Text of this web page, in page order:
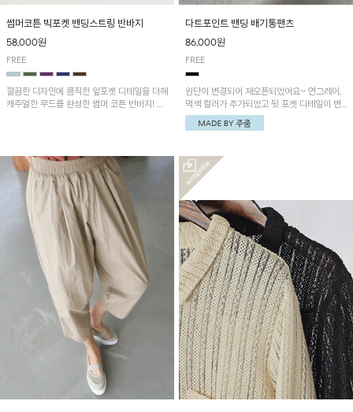
썸머코튼 빅포켓 밴딩스트링 반바지
58,000원
FREE
깔끔한 디자인에 큼직한 앞포켓 디테일을 더해
캐주얼한 무드를 완성한 썸머 코튼 반바지! 허
다트포인트 밴딩 배기통팬츠
86,000원
FREE
원단이 변경되어 재오픈되었어요~ 연그레이,
먹색 컬러가 추가되었고 뒷 포켓 디테일이 변
경되었습니다~가볍고 시원하게 착용되는 배
기통팬츠! 허리밴딩과 여유로운 통으로 편안해